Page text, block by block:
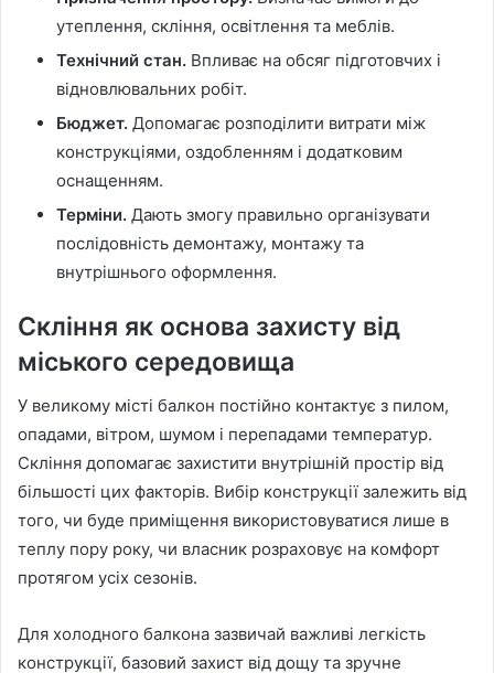
утеплення, скління, освітлення та меблів.
Технічний стан. Впливає на обсяг підготовчих і
відновлювальних робіт.
Бюджет. Допомагає розподілити витрати між
конструкціями, оздобленням і додатковим
оснащенням.
Терміни. Дають змогу правильно організувати
послідовність демонтажу, монтажу та
внутрішнього оформлення.
Скління як основа захисту від
міського середовища
У великому місті балкон постійно контактує з пилом,
опадами, вітром, шумом і перепадами температур.
Скління допомагає захистити внутрішній простір від
більшості цих факторів. Вибір конструкції залежить від
того, чи буде приміщення використовуватися лише в
теплу пору року, чи власник розраховує на комфорт
протягом усіх сезонів.
Для холодного балкона зазвичай важливі легкість
конструкції, базовий захист від дощу та зручне